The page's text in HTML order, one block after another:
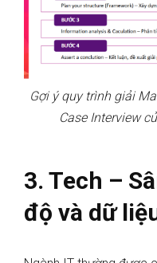
Gợi ý quy trình giải
Case Interview
3. Tech –
độ và dữ